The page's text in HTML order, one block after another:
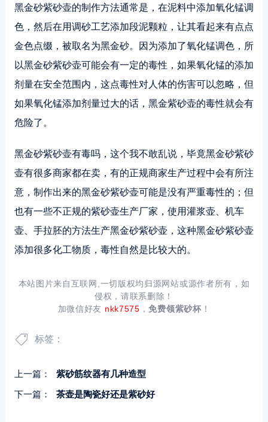
黑金砂紫砂壶的制作方法通常是，在泥料中添加氧化锰调
色，然后在用调砂工艺添加段泥颗粒，让其看起来有点点
金色点缀，被取名为黑金砂。因为添加了氧化锰调色，所
以黑金砂紫砂壶可能会有一定的毒性，如果氧化锰的添加
剂量在安全范围内，这点毒性对人体的伤害可以忽略，但
如果氧化锰添加剂量过大的话，黑金紫砂壶的毒性就会有
危险了。
黑金砂紫砂壶有毒吗，这个我不敢乱说，毕竟黑金砂紫砂
壶有很多商家都在卖，有的正规商家生产过程中会有所注
意，制作出来的黑金砂紫砂壶可能是没有严重毒性的；但
也有一些不正规的紫砂壶生产厂家，使用灌浆壶、机车
壶、手拉胚的方法生产黑金砂紫砂壶，这种黑金砂紫砂壶
添加很多化工物质，毒性自然是比较大的。
本站图片来自互联网,一切版权均归源网站或源作者所有，如
侵权，请联系删除！
加微信好友 nkk7575 ，免费领紫砂杯！
标签：
上一篇：
紫砂筋纹器有几种造型
下一篇：
茶壶是陶瓷好还是紫砂好